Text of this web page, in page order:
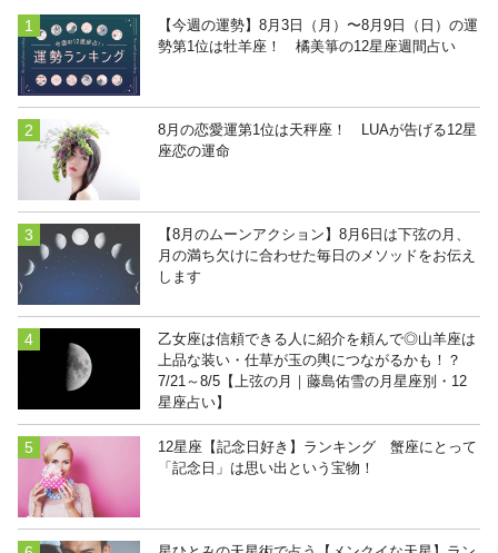
【今週の運勢】8月3日（月）〜8月9日（日）の運
勢第1位は牡羊座！ 橘美箏の12星座週間占い
8月の恋愛運第1位は天秤座！ LUAが告げる12星
座恋の運命
【8月のムーンアクション】8月6日は下弦の月、
月の満ち欠けに合わせた毎日のメソッドをお伝え
します
乙女座は信頼できる人に紹介を頼んで◎山羊座は
上品な装い・仕草が玉の輿につながるかも！？
7/21～8/5【上弦の月｜藤島佑雪の月星座別・12
星座占い】
12星座【記念日好き】ランキング 蟹座にとって
「記念日」は思い出という宝物！